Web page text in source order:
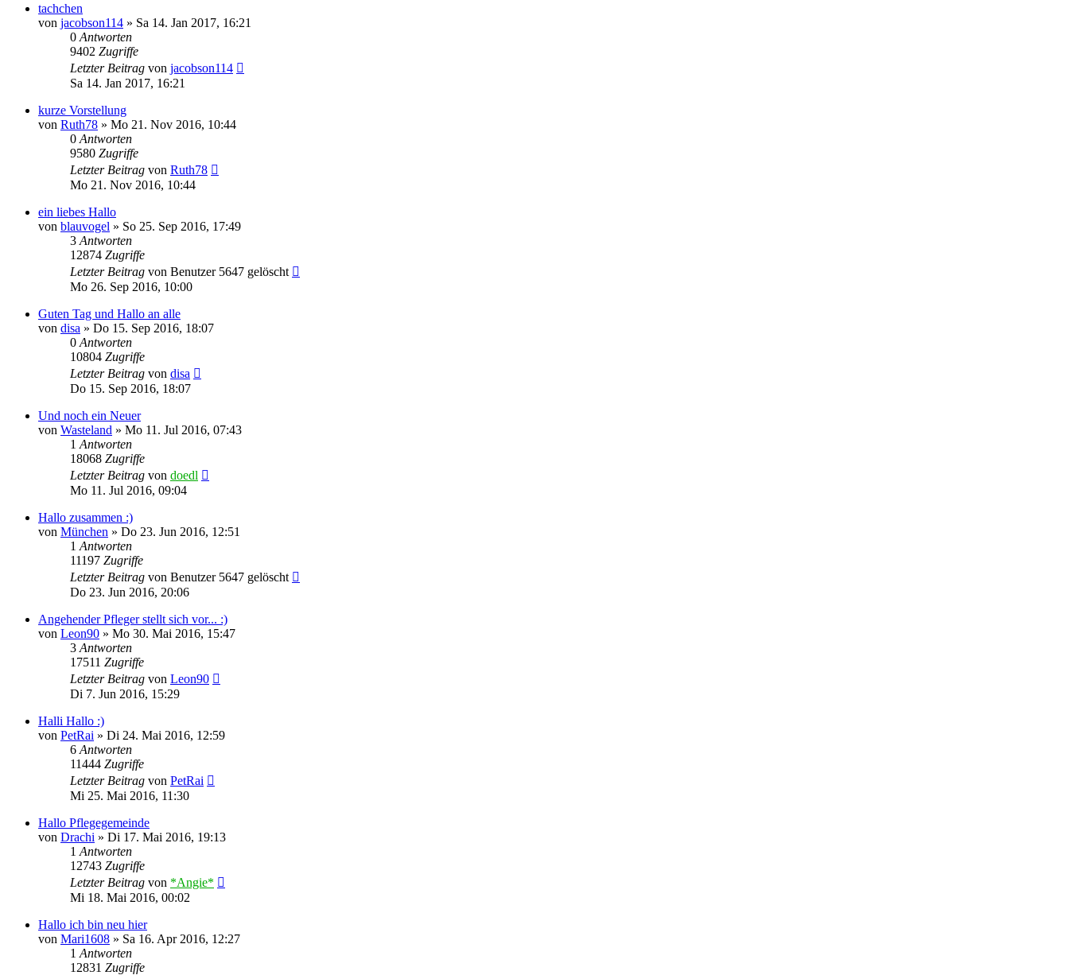
tachchen
von jacobson114 » Sa 14. Jan 2017, 16:21
0 Antworten
9402 Zugriffe
Letzter Beitrag von jacobson114
Sa 14. Jan 2017, 16:21
kurze Vorstellung
von Ruth78 » Mo 21. Nov 2016, 10:44
0 Antworten
9580 Zugriffe
Letzter Beitrag von Ruth78
Mo 21. Nov 2016, 10:44
ein liebes Hallo
von blauvogel » So 25. Sep 2016, 17:49
3 Antworten
12874 Zugriffe
Letzter Beitrag von Benutzer 5647 gelöscht
Mo 26. Sep 2016, 10:00
Guten Tag und Hallo an alle
von disa » Do 15. Sep 2016, 18:07
0 Antworten
10804 Zugriffe
Letzter Beitrag von disa
Do 15. Sep 2016, 18:07
Und noch ein Neuer
von Wasteland » Mo 11. Jul 2016, 07:43
1 Antworten
18068 Zugriffe
Letzter Beitrag von doedl
Mo 11. Jul 2016, 09:04
Hallo zusammen :)
von München » Do 23. Jun 2016, 12:51
1 Antworten
11197 Zugriffe
Letzter Beitrag von Benutzer 5647 gelöscht
Do 23. Jun 2016, 20:06
Angehender Pfleger stellt sich vor... :)
von Leon90 » Mo 30. Mai 2016, 15:47
3 Antworten
17511 Zugriffe
Letzter Beitrag von Leon90
Di 7. Jun 2016, 15:29
Halli Hallo :)
von PetRai » Di 24. Mai 2016, 12:59
6 Antworten
11444 Zugriffe
Letzter Beitrag von PetRai
Mi 25. Mai 2016, 11:30
Hallo Pflegegemeinde
von Drachi » Di 17. Mai 2016, 19:13
1 Antworten
12743 Zugriffe
Letzter Beitrag von *Angie*
Mi 18. Mai 2016, 00:02
Hallo ich bin neu hier
von Mari1608 » Sa 16. Apr 2016, 12:27
1 Antworten
12831 Zugriffe